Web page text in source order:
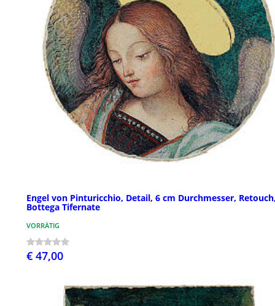
Engel von Pinturicchio, Detail, 6 cm Durchmesser,
Bottega Tifernate
VORRÄTIG
€ 47,00